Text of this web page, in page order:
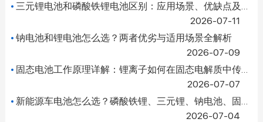
三元锂电池和磷酸铁锂电池区别：应用场景、优缺点及如何选择
2026-07-11
钠电池和锂电池怎么选？两者优劣与适用场景全解析
2026-07-09
固态电池工作原理详解：锂离子如何在固态电解质中传导？全面
2026-07-07
新能源车电池怎么选？磷酸铁锂、三元锂、钠电池、固态电池全
2026-07-04